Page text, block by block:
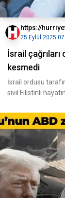
https://
25 Eylül 2025
İsrail çağrıları
kesmedi
İsrail ordusu
sivil Filistinli